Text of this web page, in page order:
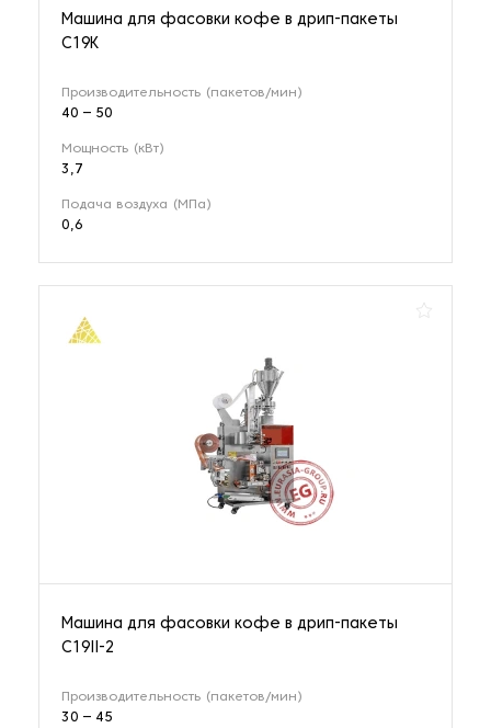
Машина для фасовки кофе в дрип-пакеты
C19K
Производительность (пакетов/мин)
40 – 50
Мощность (кВт)
3,7
Подача воздуха (МПа)
0,6
Машина для фасовки кофе в дрип-пакеты
C19II-2
Производительность (пакетов/мин)
30 – 45